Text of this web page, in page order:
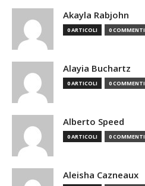
Akayla Rabjohn
0 ARTICOLI 0 COMMENTI
Alayia Buchartz
0 ARTICOLI 0 COMMENTI
Alberto Speed
0 ARTICOLI 0 COMMENTI
Aleisha Cazneaux